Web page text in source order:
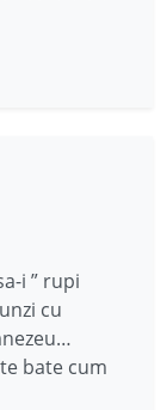
i ” rupi
cu
bate cum